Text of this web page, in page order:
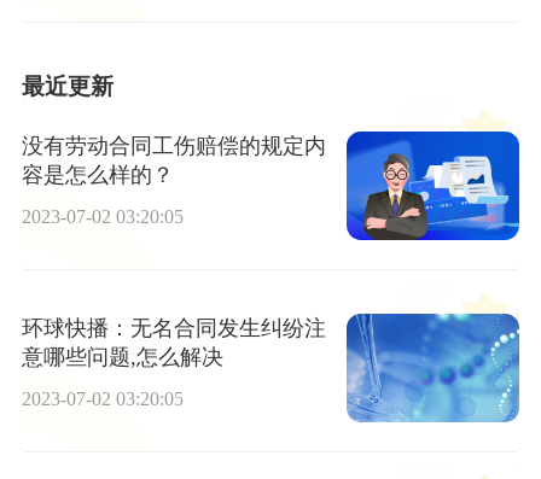
最近更新
没有劳动合同工伤赔偿的规定内
容是怎么样的？
2023-07-02 03:20:05
环球快播：无名合同发生纠纷注
意哪些问题,怎么解决
2023-07-02 03:20:05